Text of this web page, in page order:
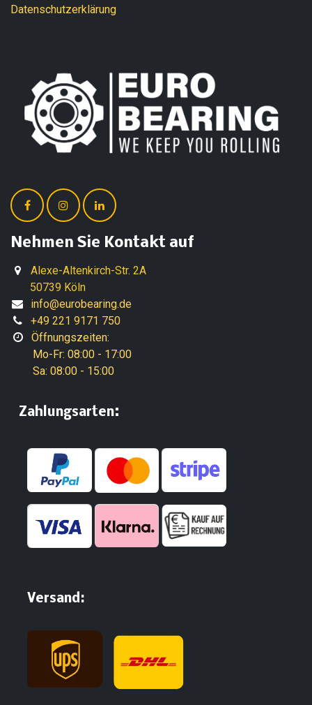
Datenschutzerklärung
Nehmen Sie Kontakt auf
Alexe-Altenkirch-Str. 2A
50739 Köln
info@eurobearing.de
+49 221 9171 750
Öffnungszeiten:
Mo-Fr: 08:00 - 17:00
Sa: 08:00 - 15:00
​Zahlungsarten:
Versand: